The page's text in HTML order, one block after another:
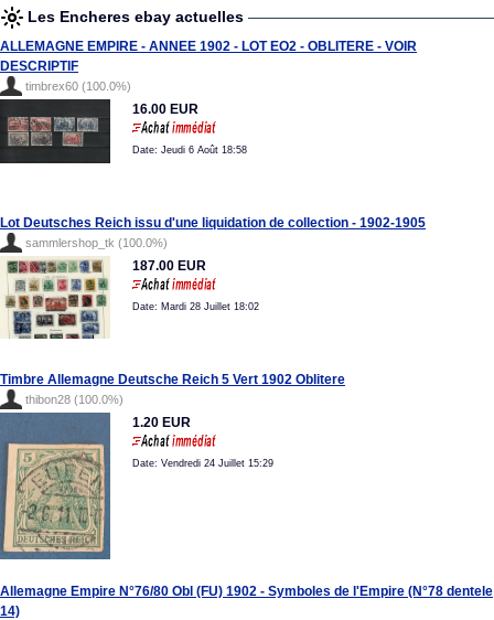
Les Encheres ebay actuelles
ALLEMAGNE EMPIRE - ANNEE 1902 - LOT EO2 - OBLITERE - VOIR
DESCRIPTIF
timbrex60 (100.0%)
16.00 EUR
Date: Jeudi 6 Août 18:58
Lot Deutsches Reich issu d'une liquidation de collection - 1902-1905
sammlershop_tk (100.0%)
187.00 EUR
Date: Mardi 28 Juillet 18:02
Timbre Allemagne Deutsche Reich 5 Vert 1902 Oblitere
thibon28 (100.0%)
1.20 EUR
Date: Vendredi 24 Juillet 15:29
Allemagne Empire N°76/80 Obl (FU) 1902 - Symboles de l'Empire (N°78 dentele
14)